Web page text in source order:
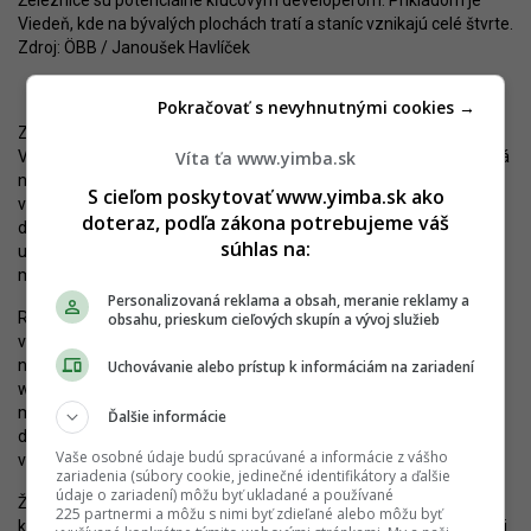
Viedeň, kde na bývalých plochách tratí a staníc vznikajú celé štvrte.
Zdroj: ÖBB / Janoušek Havlíček
Zatiaľ sa zdá, že ide o ukážkovú spoluprácu mesta a železníc.
Výsledkom môže byť kvalitná a plnohodnotná mestská štvrť, ktorá
nahradí nevyužívaný areál. Zachovaním historických budov sa
však nezabudne ani na pôvodnú funkciu areálu. Nový
development nadviaže na vo všeobecnosti veľmi hodnotnú
urbanistickú štruktúru Viedne pri udržaní zásad, ktorými sa chce
mesto pri svojom rozvoji riadiť.
Rakúsko v posledných rokoch investovalo, resp. stále investuje do
výstavby a modernizácie železničnej siete miliardy eur. Robí to aj
napriek tomu, že ÖBB sú dlhodobo zadĺžené. Podľa oficiálneho
webu železníc je však dlh spôsobený štátnym financovaním
miliardových infraštruktúrnych projektov. Investíciami sa vytvára
dopravná infraštruktúra, šetrná k životnému prostrediu a
vytvárajúca základ pre budúce napredovanie krajiny.
Železničné trate sa zlepšujú nielen v Rakúsku, ale aj v iných
krajinách Európy. Budovanie vysokorýchlostných tratí podporuje aj
Víta ťa www.yimba.sk
S cieľom poskytovať www.yimba.sk ako
doteraz, podľa zákona potrebujeme váš
súhlas na:
Personalizovaná reklama a obsah, meranie reklamy a
obsahu, prieskum cieľových skupín a vývoj služieb
Uchovávanie alebo prístup k informáciám na zariadení
Ďalšie informácie
Vaše osobné údaje budú spracúvané a informácie z vášho
zariadenia (súbory cookie, jedinečné identifikátory a ďalšie
údaje o zariadení) môžu byť ukladané a používané
225 partnermi a môžu s nimi byť zdieľané alebo môžu byť
Pokračovať s nevyhnutnými cookies →